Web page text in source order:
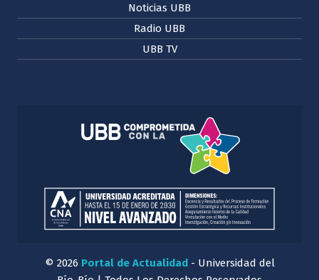
Noticias UBB
Radio UBB
UBB TV
© 2026 Portal de Actualidad- Universidad del